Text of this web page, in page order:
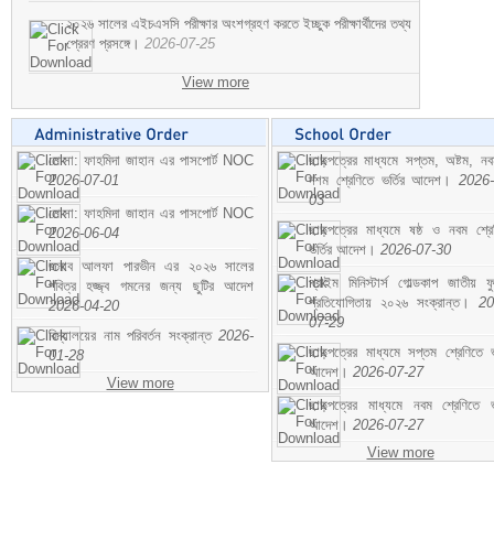
২০২৬ সালের এইচএসসি পরীক্ষার অংশগ্রহণ করতে ইচ্ছুক পরীক্ষার্থীদের তথ্য
প্রেরণ প্রসঙ্গে। 2026-07-25
View more
মোসা: ফাহমিদা জাহান এর পাসপোর্ট NOC
2026-07-01
মোসা: ফাহমিদা জাহান এর পাসপোর্ট NOC
2026-06-04
জনাব আলফা পারভীন এর ২০২৬ সালের
পবিত্র হজ্জ্ব গমনের জন্য ছুটির আদেশ
2026-04-20
বিদ্যালয়ের নাম পরিবর্তন সংক্রান্ত 2026-
01-28
View more
ছাড়পত্রের মাধ্যমে সপ্তম, অষ্টম,
দশম শ্রেণিতে ভর্তির আদেশ।
03
ছাড়পত্রের মাধ্যমে ষষ্ঠ ও নবম
ভর্তির আদেশ। 2026-07-30
প্রাইম মিনিস্টার্স গোল্ডকাপ জাতীয়
প্রতিযোগিতায় ২০২৬ সংক্রান্ত।
07-29
ছাড়পত্রের মাধ্যমে সপ্তম শ্রেণিতে
আদেশ। 2026-07-27
ছাড়পত্রের মাধ্যমে নবম শ্রেণিতে
আদেশ। 2026-07-27
View more